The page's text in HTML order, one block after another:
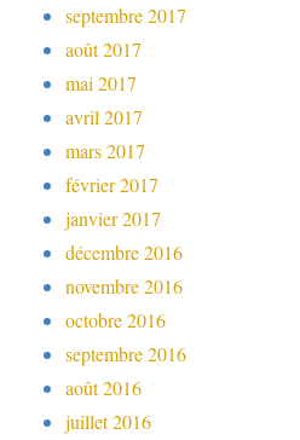
septembre 2017
août 2017
mai 2017
avril 2017
mars 2017
février 2017
janvier 2017
décembre 2016
novembre 2016
octobre 2016
septembre 2016
août 2016
juillet 2016